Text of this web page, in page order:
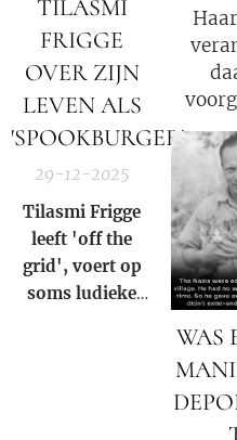
TERWIJL
TRUMP ZICH
VOORBEREIDT
OP
VERGELDING!
kreeg
met
haar
werd
en
TILASMI
FRIGGE
OVER ZIJN
LEVEN ALS
'SPOOKBURGER'
29-12-2025
Tilasmi Frigge
leeft 'off the
grid', voert op
soms ludieke
WAS